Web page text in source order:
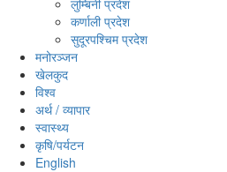
लुम्बिनी प्रदेश
कर्णाली प्रदेश
सुदूरपश्‍चिम प्रदेश
मनोरञ्‍जन
खेलकुद
विश्‍व
अर्थ / व्यापार
स्वास्थ्य
कृषि/पर्यटन
English